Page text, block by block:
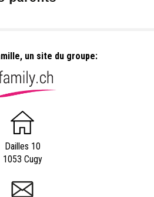
un site du groupe:
Dailles 10
1053 Cugy